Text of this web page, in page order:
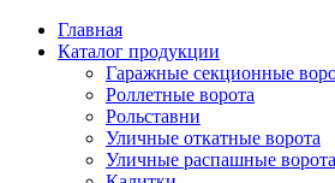
Главная
Каталог продукции
Гаражные секционные
Роллетные ворота
Рольставни
Уличные откатные ворота
Уличные распашные ворота